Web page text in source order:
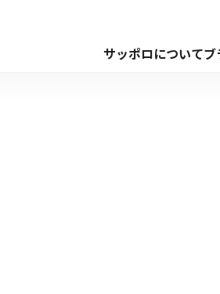
サッポロについてブ